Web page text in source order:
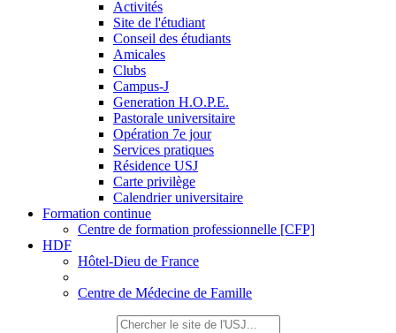
Activités
Site de l'étudiant
Conseil des étudiants
Amicales
Clubs
Campus-J
Generation H.O.P.E.
Pastorale universitaire
Opération 7e jour
Services pratiques
Résidence USJ
Carte privilège
Calendrier universitaire
Formation continue
Centre de formation professionnelle [CFP]
HDF
Hôtel-Dieu de France
Centre de Médecine de Famille